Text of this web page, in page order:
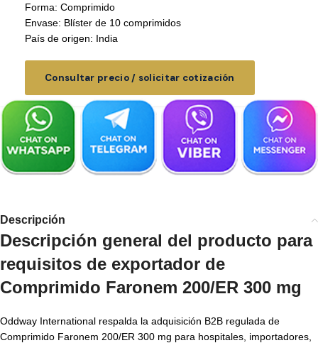
Forma: Comprimido
Envase: Blíster de 10 comprimidos
País de origen: India
Consultar precio / solicitar cotización
Descripción
Descripción general del producto para
requisitos de exportador de
Comprimido Faronem 200/ER 300 mg
Oddway International respalda la adquisición B2B regulada de
Comprimido Faronem 200/ER 300 mg para hospitales, importadores,